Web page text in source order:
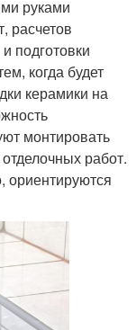
руками
расчетов
подготовки
когда будет
керамики на
монтировать
работ.
ориентируются